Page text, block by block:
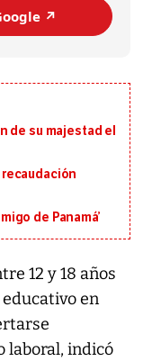
↗️
de su majestad el
recaudación
de Panamá’
12 y 18 años
en
laboral, indicó